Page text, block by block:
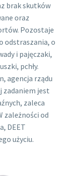
brak skutków
oraz
Pozostaje
odstraszania, o
i pajęczaki,
pchły.
agencja rządu
zadaniem jest
zaleca
zależności od
DEET
użyciu.